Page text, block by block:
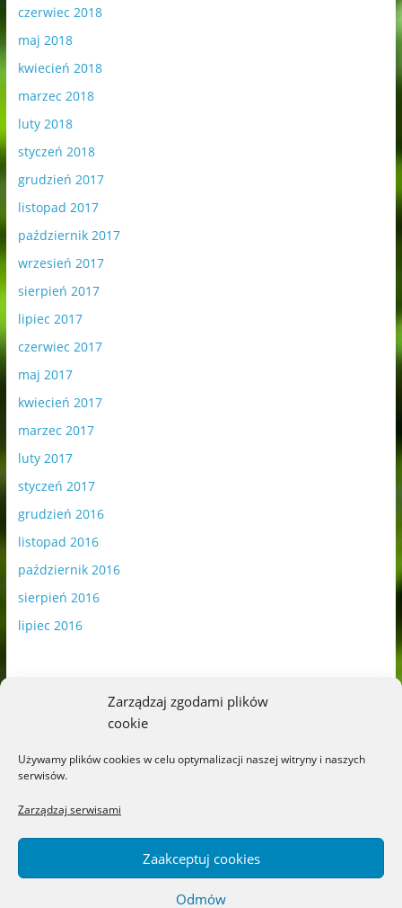
Zarządzaj zgodami plików
cookie
Używamy plików cookies w celu optymalizacji naszej witryny i naszych
serwisów.
Zarządzaj serwisami
Zaakceptuj cookies
Odmów
czerwiec 2018
maj 2018
kwiecień 2018
marzec 2018
luty 2018
styczeń 2018
grudzień 2017
listopad 2017
październik 2017
wrzesień 2017
sierpień 2017
lipiec 2017
czerwiec 2017
maj 2017
kwiecień 2017
marzec 2017
luty 2017
styczeń 2017
grudzień 2016
listopad 2016
październik 2016
sierpień 2016
lipiec 2016